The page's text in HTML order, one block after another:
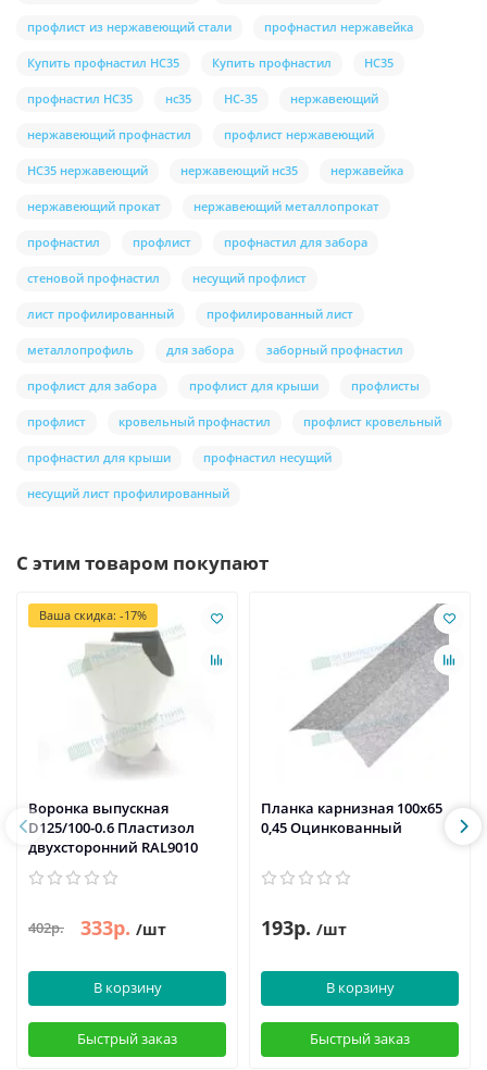
профлист из нержавеющий стали профнастил нержавейка
Купить профнастил НС35 Купить профнастил НС35
профнастил НС35 нс35 НС-35 нержавеющий
нержавеющий профнастил профлист нержавеющий
НС35 нержавеющий нержавеющий нс35 нержавейка
нержавеющий прокат нержавеющий металлопрокат
профнастил профлист профнастил для забора
стеновой профнастил несущий профлист
лист профилированный профилированный лист
металлопрофиль для забора заборный профнастил
профлист для забора профлист для крыши профлисты
профлист кровельный профнастил профлист кровельный
профнастил для крыши профнастил несущий
несущий лист профилированный
С этим товаром покупают
Ваша скидка: -17%
Воронка выпускная
D125/100-0.6 Пластизол
двухсторонний RAL9010
402р. 333р. /шт
В корзину
Быстрый заказ
Планка карнизная 100х65
0,45 Оцинкованный
193р. /шт
В корзину
Быстрый заказ